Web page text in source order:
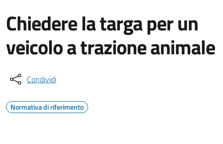
Chiedere la targa per un
veicolo a trazione animale
Condividi
Normativa di riferimento